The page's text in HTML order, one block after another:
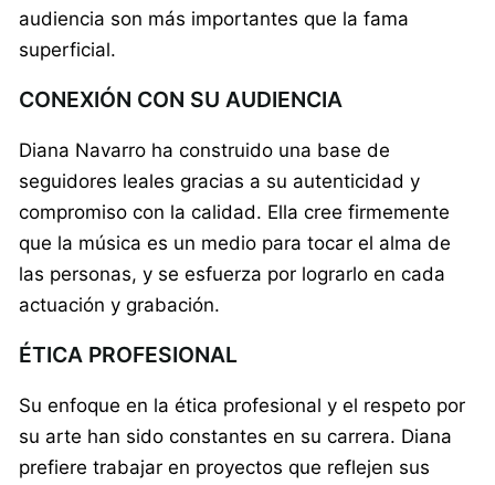
audiencia son más importantes que la fama
superficial.
CONEXIÓN CON SU AUDIENCIA
Diana Navarro ha construido una base de
seguidores leales gracias a su autenticidad y
compromiso con la calidad. Ella cree firmemente
que la música es un medio para tocar el alma de
las personas, y se esfuerza por lograrlo en cada
actuación y grabación.
ÉTICA PROFESIONAL
Su enfoque en la ética profesional y el respeto por
su arte han sido constantes en su carrera. Diana
prefiere trabajar en proyectos que reflejen sus